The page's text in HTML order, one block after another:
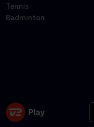
Tennis
Badminton